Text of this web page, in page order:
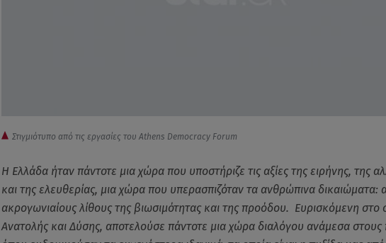
Στιγμιότυπο από τις εργασίες του Athens Democracy Forum
Η Ελλάδα ήταν πάντοτε μια χώρα που υποστήριζε τις αξίες της ειρήνης, της
και της ελευθερίας, μια χώρα που υπερασπιζόταν τα ανθρώπινα δικαιώματα:
ακρογωνιαίους λίθους της βιωσιμότητας και της προόδου. Ευρισκόμενη στο
Ανατολής και Δύσης, αποτελούσε πάντοτε μια χώρα διαλόγου ανάμεσα στους